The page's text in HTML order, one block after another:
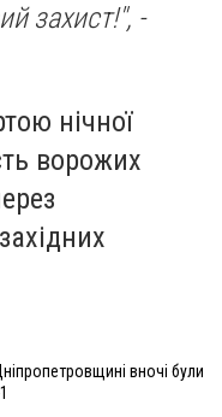
захист!", -
нічної
ворожих
вночі були